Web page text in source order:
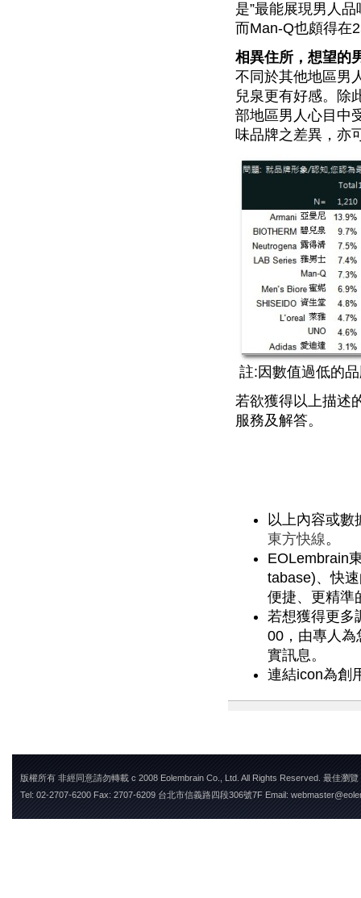
是”最能展現男人
而Man-Q也頗得在
相異住所，想望的
不同於其他地區男
兒泉更有好感。除
部地區男人心目中
味品牌之差異，亦
註:因數值過低的
若欲獲得以上描述
服務及解答。
以上內容或數
東方快線。
EOLembrain
tabase)、快
便捷、更精準
若想獲得更多
00，由專人為
實訊息。
連結icon為創
版權所有 非經同意請勿轉載 c 2008 Eolembrain Co., Ltd. All Rights Reserved. 最佳瀏覽
Tel: 02-2707-6200 Fax: 2707-6209 台北市信義路四段306號7F Email: